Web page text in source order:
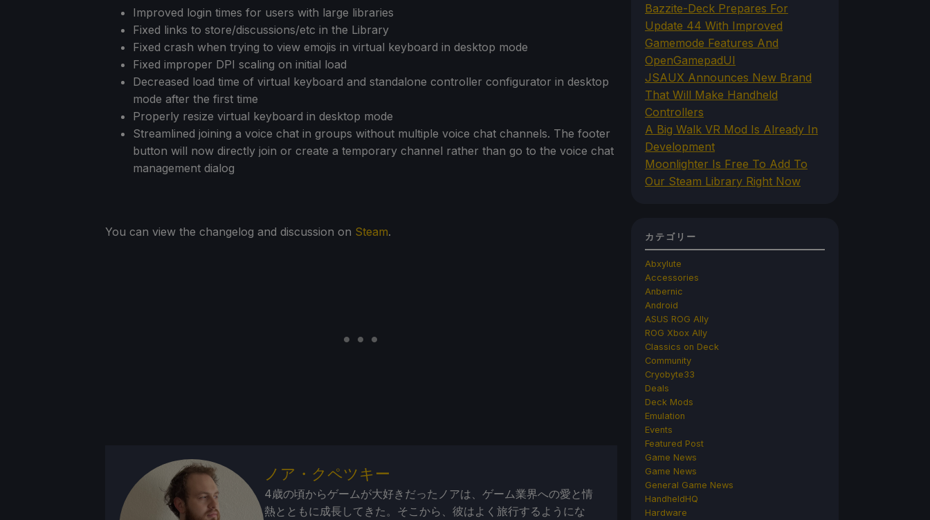
Improved login times for users with large libraries
Fixed links to store/discussions/etc in the Library
Fixed crash when trying to view emojis in virtual keyboard in desktop mode
Fixed improper DPI scaling on initial load
Decreased load time of virtual keyboard and standalone controller configurator in desktop
mode after the first time
Properly resize virtual keyboard in desktop mode
Streamlined joining a voice chat in groups without multiple voice chat channels. The footer
button will now directly join or create a temporary channel rather than go to the voice chat
management dialog
You can view the changelog and discussion on Steam.
ノア・クペツキー
4歳の頃からゲームが大好きだったノアは、ゲーム業界への愛と情
熱とともに成長してきた。そこから、彼はよく旅行するようにな
Bazzite-Deck Prepares For
Update 44 With Improved
Gamemode Features And
OpenGamepadUI
JSAUX Announces New Brand
That Will Make Handheld
Controllers
A Big Walk VR Mod Is Already In
Development
Moonlighter Is Free To Add To
Our Steam Library Right Now
カテゴリー
Abxylute
Accessories
Anbernic
Android
ASUS ROG Ally
ROG Xbox Ally
Classics on Deck
Community
Cryobyte33
Deals
Deck Mods
Emulation
Events
Featured Post
Game News
Game News
General Game News
HandheldHQ
Hardware